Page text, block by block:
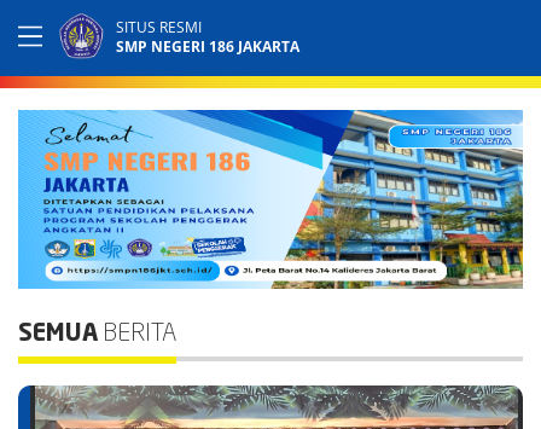
SITUS RESMI
SMP NEGERI 186 JAKARTA
SEMUA BERITA